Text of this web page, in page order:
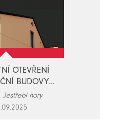
OTEVŘENÍ
BUDOVY...
Jestřebí hory